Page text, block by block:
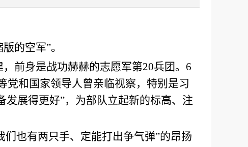
的空军”。
前身是战功赫赫的志愿军第20兵团。6
党和国家领导人曾亲临视察，特别是习
展得更好”，为部队立起新的标高、注
们也有两只手、定能打出争气弹”的昂扬